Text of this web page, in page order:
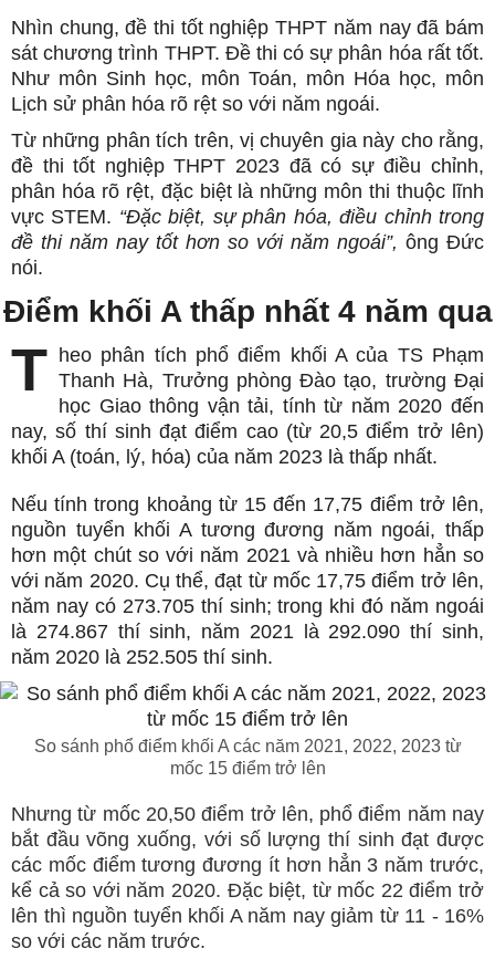
Nhìn chung, đề thi tốt nghiệp THPT năm nay đã bám
sát chương trình THPT. Đề thi có sự phân hóa rất tốt.
Như môn Sinh học, môn Toán, môn Hóa học, môn
Lịch sử phân hóa rõ rệt so với năm ngoái.
Từ những phân tích trên, vị chuyên gia này cho rằng,
đề thi tốt nghiệp THPT 2023 đã có sự điều chỉnh,
phân hóa rõ rệt, đặc biệt là những môn thi thuộc lĩnh
vực STEM. “Đặc biệt, sự phân hóa, điều chỉnh trong
đề thi năm nay tốt hơn so với năm ngoái”, ông Đức
nói.
Điểm khối A thấp nhất 4 năm qua
T heo phân tích phổ điểm khối A của TS Phạm
Thanh Hà, Trưởng phòng Đào tạo, trường Đại
học Giao thông vận tải, tính từ năm 2020 đến
nay, số thí sinh đạt điểm cao (từ 20,5 điểm trở lên)
khối A (toán, lý, hóa) của năm 2023 là thấp nhất.
Nếu tính trong khoảng từ 15 đến 17,75 điểm trở lên,
nguồn tuyển khối A tương đương năm ngoái, thấp
hơn một chút so với năm 2021 và nhiều hơn hẳn so
với năm 2020. Cụ thể, đạt từ mốc 17,75 điểm trở lên,
năm nay có 273.705 thí sinh; trong khi đó năm ngoái
là 274.867 thí sinh, năm 2021 là 292.090 thí sinh,
năm 2020 là 252.505 thí sinh.
So sánh phổ điểm khối A các năm 2021, 2022, 2023 từ
mốc 15 điểm trở lên
Nhưng từ mốc 20,50 điểm trở lên, phổ điểm năm nay
bắt đầu võng xuống, với số lượng thí sinh đạt được
các mốc điểm tương đương ít hơn hẳn 3 năm trước,
kể cả so với năm 2020. Đặc biệt, từ mốc 22 điểm trở
lên thì nguồn tuyển khối A năm nay giảm từ 11 - 16%
so với các năm trước.